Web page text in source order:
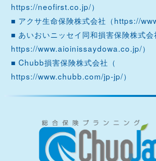
https://neofirst.co.jp/）
■ アクサ生命保険株式会社（https://
■ あいおいニッセイ同和損害保険株式会
https://www.aioinissaydowa.co.jp/）
■ Chubb損害保険株式会社（
https://www.chubb.com/jp-jp/）